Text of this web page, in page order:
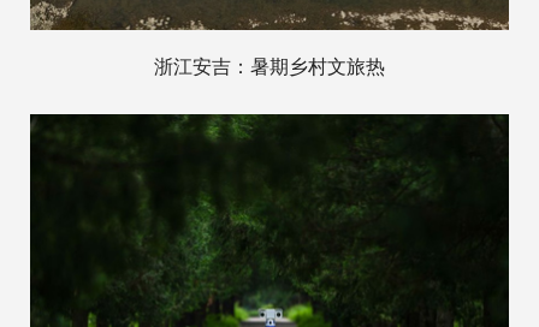
浙江安吉：暑期乡村文旅热